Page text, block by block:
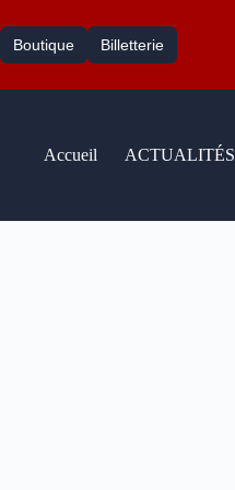
au
contenu
Boutique Billetterie
Accueil ACTUALITÉS
au
contenu